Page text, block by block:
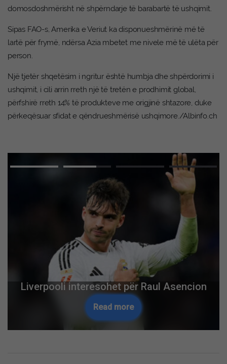
domosdoshmërisht në shpërndarje të barabartë të ushqimit.
Sipas FAO-s, Amerika e Veriut ka disponueshmërinë më të
lartë për frymë, ndërsa Azia mbetet me nivele më të ulëta për
person.
Një tjetër shqetësim i ngritur është humbja dhe shpërdorimi i
ushqimit, i cili arrin rreth një të tretën e prodhimit global,
përfshirë rreth 14% të produkteve me origjinë shtazore, duke
përkeqësuar sfidat e qëndrueshmërisë ushqimore./Albinfo.ch
Liverpooli interesohet për Raul Asencion
Read more